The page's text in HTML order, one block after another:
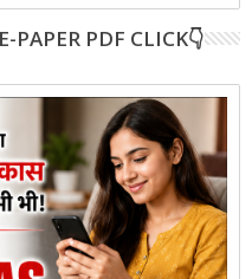
PAPER PDF CLICK👇